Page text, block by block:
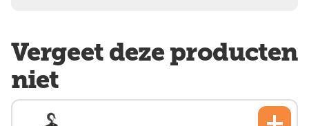
Vergeet deze producten
niet